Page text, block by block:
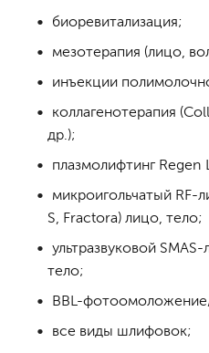
биоревитализация;
мезотерапия (лицо,
инъекции
коллагенотерапия
др.);
плазмолифтинг Regen
микроигольчатый RF-
S, Fractora) лицо, тело;
ультразвуковой
тело;
BBL-
все виды шлифовок;